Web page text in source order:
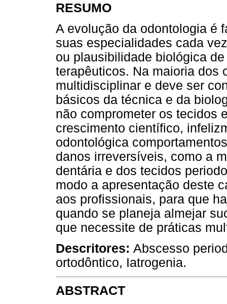
RESUMO
A evolução da odontologia é
suas especialidades cada
ou plausibilidade biológica
terapêuticos. Na maioria dos
multidisciplinar e deve ser
básicos da técnica e da
não comprometer os tecidos
crescimento científico,
odontológica
danos irreversíveis, como a
dentária e dos tecidos
modo a apresentação deste
aos profissionais, para que
quando se planeja almejar
que necessite de práticas
Descritores: Abscesso
ortodôntico, Iatrogenia.
ABSTRACT